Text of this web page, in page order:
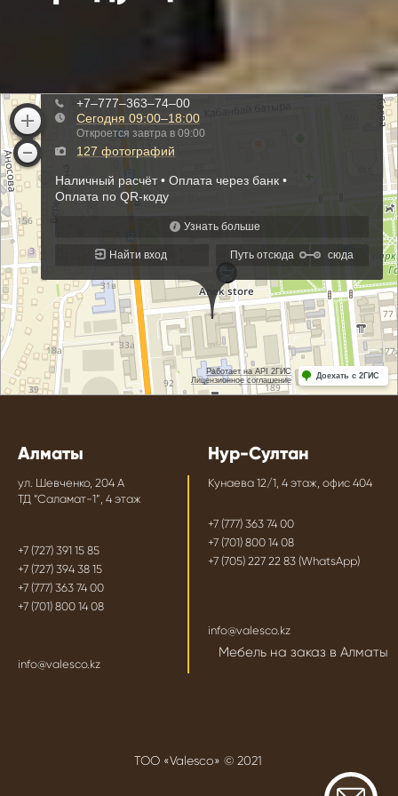
Алматы
ул. Шевченко, 204 А
ТД “Саламат-1”, 4 этаж
+7 (727) 391 15 85
+7 (727) 394 38 15
+7 (777) 363 74 00
+7 (701) 800 14 08
info@valesco.kz
Нур-Султан
Кунаева 12/1, 4 этаж, офис 404
+7 (777) 363 74 00
+7 (701) 800 14 08
+7 (705) 227 22 83 (WhatsApp)
info@valesco.kz
ТОО «Valesco» © 2021
Мебель на заказ в Алматы